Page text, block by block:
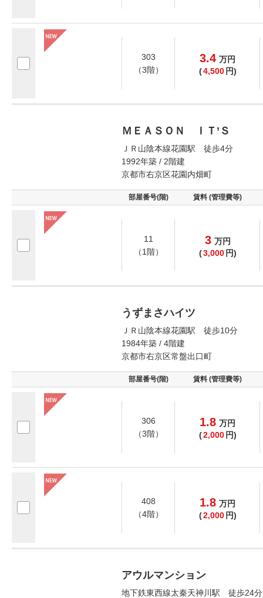
303
（3階）
3.4 万円
(4,500 円)
ＭＥＡＳＯＮ ＩＴ’Ｓ
ＪＲ山陰本線花園駅 徒歩4分
1992年築 / 2階建
京都市右京区花園内畑町
部屋番号(階) 賃料 (管理費等)
11
（1階）
3 万円
(3,000 円)
うずまさハイツ
ＪＲ山陰本線花園駅 徒歩10分
1984年築 / 4階建
京都市右京区常盤出口町
部屋番号(階) 賃料 (管理費等)
306
（3階）
1.8 万円
(2,000 円)
408
（4階）
1.8 万円
(2,000 円)
アウルマンション
地下鉄東西線太秦天神川駅 徒歩24分